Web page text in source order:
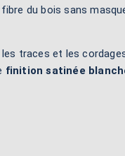
du bois sans
traces et les
finition satinée